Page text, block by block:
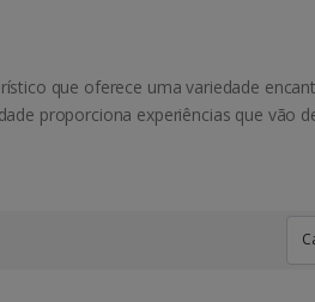
que oferece uma variedade
proporciona experiências que vão